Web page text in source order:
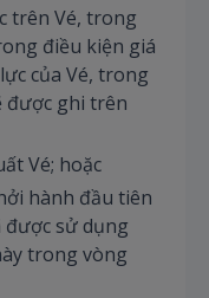
trên Vé, trong
điều kiện giá
của Vé, trong
được ghi trên
Vé; hoặc
hành đầu tiên
được sử dụng
trong vòng